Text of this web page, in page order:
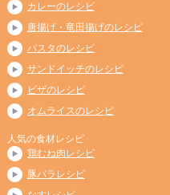
カレーのレシピ
唐揚げ・竜田揚げのレシピ
パスタのレシピ
サンドイッチのレシピ
ピザのレシピ
オムライスのレシピ
人気の食材レシピ
鶏むね肉レシピ
豚バラレシピ